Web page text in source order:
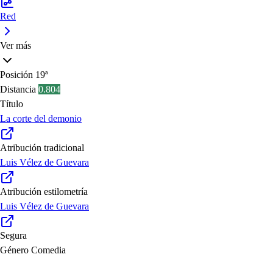
Red
Ver más
Posición 19ª
Distancia 0.804
Título
La corte del demonio
Atribución tradicional
Luis Vélez de Guevara
Atribución estilometría
Luis Vélez de Guevara
Segura
Género Comedia